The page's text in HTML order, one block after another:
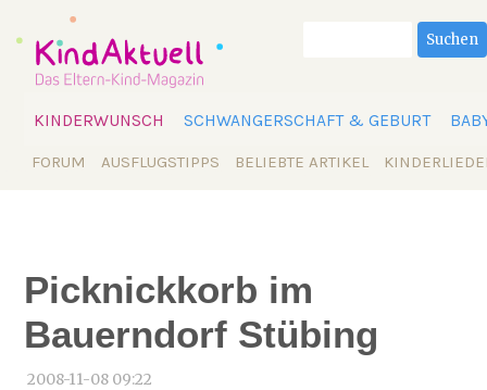
überspringen
KINDERWUNSCH SCHWANGERSCHAFT & GEBURT
Navigation
FORUM AUSFLUGSTIPPS BELIEBTE ARTIKEL
Suchen
Picknickkorb im
Bauerndorf Stübing
2008-11-08 09:22